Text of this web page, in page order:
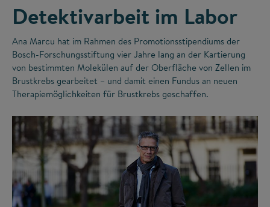
Detektivarbeit im Labor
Ana Marcu hat im Rahmen des Promotionsstipendiums der
Bosch-Forschungsstiftung vier Jahre lang an der Kartierung
von bestimmten Molekülen auf der Oberfläche von Zellen im
Brustkrebs gearbeitet – und damit einen Fundus an neuen
Therapiemöglichkeiten für Brustkrebs geschaffen.